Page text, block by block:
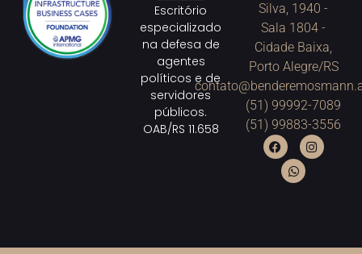
Escritório
especializado
na defesa de
agentes
políticos e de
servidores
públicos.
OAB/RS 11.658
Silva, 1940 -
Sala 1804 -
Cidade Baixa,
Porto Alegre/RS
(51) 99992-7089
(51) 99883-3556